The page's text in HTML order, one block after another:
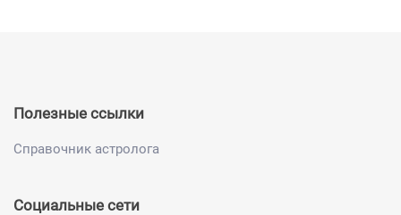
Полезные ссылки
Справочник астролога
Социальные сети